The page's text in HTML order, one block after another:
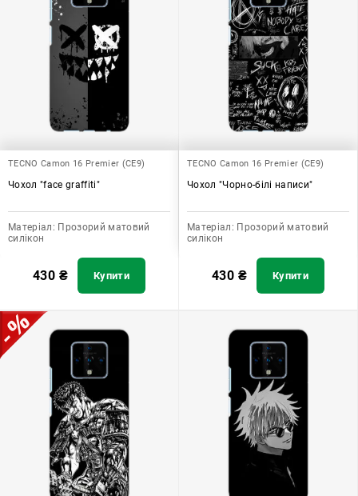
TECNO Camon 16 Premier (CE9)
Чохол "face graffiti"
Матеріал: Прозорий матовий
силікон
430 ₴ Купити
TECNO Camon 16 Premier (CE9)
Чохол "Чорно-білі написи"
Матеріал: Прозорий матовий
силікон
430 ₴ Купити